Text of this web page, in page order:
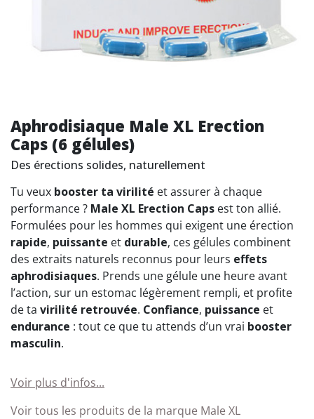
Aphrodisiaque Male XL Erection
Caps (6 gélules)
Des érections solides, naturellement
Tu veux booster ta virilité et assurer à chaque
performance ? Male XL Erection Caps est ton allié.
Formulées pour les hommes qui exigent une érection
rapide, puissante et durable, ces gélules combinent
des extraits naturels reconnus pour leurs effets
aphrodisiaques. Prends une gélule une heure avant
l’action, sur un estomac légèrement rempli, et profite
de ta virilité retrouvée. Confiance, puissance et
endurance : tout ce que tu attends d’un vrai booster
masculin.
Voir plus d'infos...
Voir tous les produits de la marque Male XL